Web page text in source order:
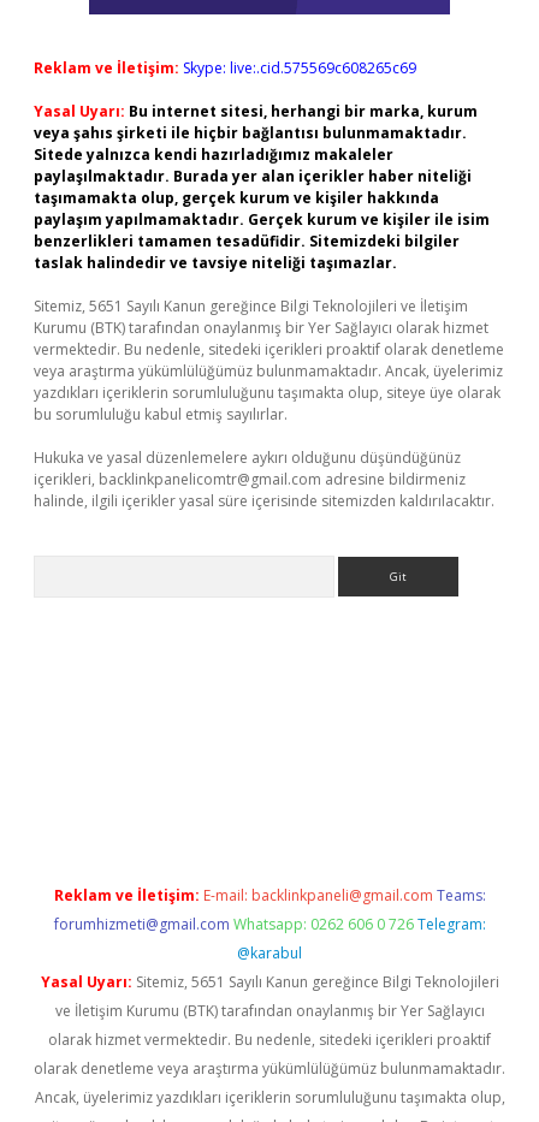
Reklam ve İletişim: Skype: live:.cid.575569c608265c69
Yasal Uyarı: Bu internet sitesi, herhangi bir marka, kurum
veya şahıs şirketi ile hiçbir bağlantısı bulunmamaktadır.
Sitede yalnızca kendi hazırladığımız makaleler
paylaşılmaktadır. Burada yer alan içerikler haber niteliği
taşımamakta olup, gerçek kurum ve kişiler hakkında
paylaşım yapılmamaktadır. Gerçek kurum ve kişiler ile isim
benzerlikleri tamamen tesadüfidir. Sitemizdeki bilgiler
taslak halindedir ve tavsiye niteliği taşımazlar.
Sitemiz, 5651 Sayılı Kanun gereğince Bilgi Teknolojileri ve İletişim
Kurumu (BTK) tarafından onaylanmış bir Yer Sağlayıcı olarak hizmet
vermektedir. Bu nedenle, sitedeki içerikleri proaktif olarak denetleme
veya araştırma yükümlülüğümüz bulunmamaktadır. Ancak, üyelerimiz
yazdıkları içeriklerin sorumluluğunu taşımakta olup, siteye üye olarak
bu sorumluluğu kabul etmiş sayılırlar.
Hukuka ve yasal düzenlemelere aykırı olduğunu düşündüğünüz
içerikleri, backlinkpanelicomtr@gmail.com adresine bildirmeniz
halinde, ilgili içerikler yasal süre içerisinde sitemizden kaldırılacaktır.
Reklam ve İletişim: E-mail: backlinkpaneli@gmail.com Teams:
forumhizmeti@gmail.com Whatsapp: 0262 606 0 726 Telegram:
@karabul
Yasal Uyarı: Sitemiz, 5651 Sayılı Kanun gereğince Bilgi Teknolojileri
ve İletişim Kurumu (BTK) tarafından onaylanmış bir Yer Sağlayıcı
olarak hizmet vermektedir. Bu nedenle, sitedeki içerikleri proaktif
olarak denetleme veya araştırma yükümlülüğümüz bulunmamaktadır.
Ancak, üyelerimiz yazdıkları içeriklerin sorumluluğunu taşımakta olup,